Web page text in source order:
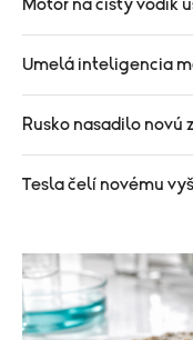
Motor na čistý vodík
Umelá inteligencia
Rusko nasadilo novú
Tesla čelí novému